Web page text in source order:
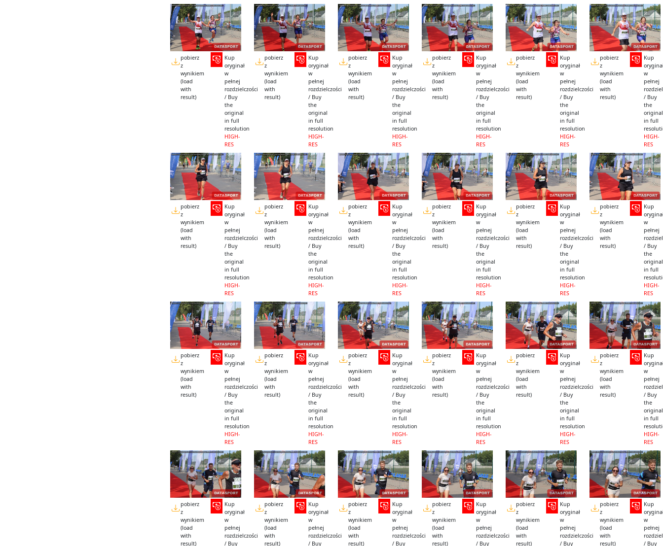
pobierz
z
wynikiem
(load
with
result)
Kup
oryginał
w
pełnej
rozdzielczości
/ Buy
the
original
in full
resolution
HIGH-
RES
pobierz
z
wynikiem
(load
with
result)
Kup
oryginał
w
pełnej
rozdzielczości
/ Buy
the
original
in full
resolution
HIGH-
RES
pobierz
z
wynikiem
(load
with
result)
Kup
oryginał
w
pełnej
rozdzielczości
/ Buy
the
original
in full
resolution
HIGH-
RES
pobierz
z
wynikiem
(load
with
result)
Kup
oryginał
w
pełnej
rozdzielczości
/ Buy
the
original
in full
resolution
HIGH-
RES
pobierz
z
wynikiem
(load
with
result)
Kup
oryginał
w
pełnej
rozdzielczości
/ Buy
the
original
in full
resolution
HIGH-
RES
pobierz
z
wynikiem
(load
with
result)
Kup
w
pełnej
/ Buy
the
original
in full
HIGH-
RES
pobierz
z
wynikiem
(load
with
result)
Kup
oryginał
w
pełnej
rozdzielczości
/ Buy
the
original
in full
resolution
HIGH-
RES
pobierz
z
wynikiem
(load
with
result)
Kup
oryginał
w
pełnej
rozdzielczości
/ Buy
the
original
in full
resolution
HIGH-
RES
pobierz
z
wynikiem
(load
with
result)
Kup
oryginał
w
pełnej
rozdzielczości
/ Buy
the
original
in full
resolution
HIGH-
RES
pobierz
z
wynikiem
(load
with
result)
Kup
oryginał
w
pełnej
rozdzielczości
/ Buy
the
original
in full
resolution
HIGH-
RES
pobierz
z
wynikiem
(load
with
result)
Kup
oryginał
w
pełnej
rozdzielczości
/ Buy
the
original
in full
resolution
HIGH-
RES
pobierz
z
wynikiem
(load
with
result)
Kup
w
pełnej
/ Buy
the
original
in full
HIGH-
RES
pobierz
z
wynikiem
(load
with
result)
Kup
oryginał
w
pełnej
rozdzielczości
/ Buy
the
original
in full
resolution
HIGH-
RES
pobierz
z
wynikiem
(load
with
result)
Kup
oryginał
w
pełnej
rozdzielczości
/ Buy
the
original
in full
resolution
HIGH-
RES
pobierz
z
wynikiem
(load
with
result)
Kup
oryginał
w
pełnej
rozdzielczości
/ Buy
the
original
in full
resolution
HIGH-
RES
pobierz
z
wynikiem
(load
with
result)
Kup
oryginał
w
pełnej
rozdzielczości
/ Buy
the
original
in full
resolution
HIGH-
RES
pobierz
z
wynikiem
(load
with
result)
Kup
oryginał
w
pełnej
rozdzielczości
/ Buy
the
original
in full
resolution
HIGH-
RES
pobierz
z
wynikiem
(load
with
result)
Kup
w
pełnej
/ Buy
the
original
in full
HIGH-
RES
pobierz
z
wynikiem
(load
with
result)
Kup
oryginał
w
pełnej
rozdzielczości
/ Buy
pobierz
z
wynikiem
(load
with
result)
Kup
oryginał
w
pełnej
rozdzielczości
/ Buy
pobierz
z
wynikiem
(load
with
result)
Kup
oryginał
w
pełnej
rozdzielczości
/ Buy
pobierz
z
wynikiem
(load
with
result)
Kup
oryginał
w
pełnej
rozdzielczości
/ Buy
pobierz
z
wynikiem
(load
with
result)
Kup
oryginał
w
pełnej
rozdzielczości
/ Buy
pobierz
z
wynikiem
(load
with
result)
Kup
w
pełnej
/ Buy